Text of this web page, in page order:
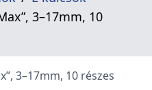
3–17mm, 10